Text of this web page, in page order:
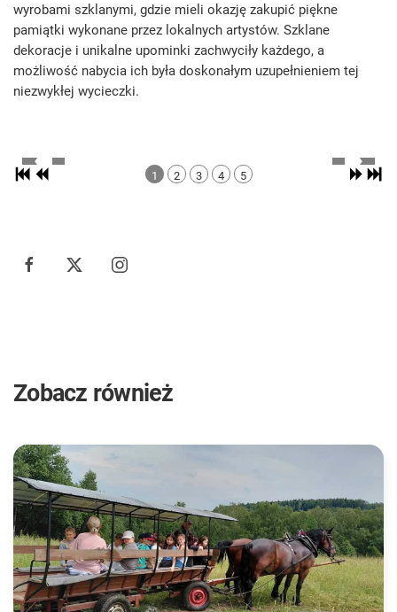
wyrobami szklanymi, gdzie mieli okazję zakupić piękne
pamiątki wykonane przez lokalnych artystów. Szklane
dekoracje i unikalne upominki zachwyciły każdego, a
możliwość nabycia ich była doskonałym uzupełnieniem tej
niezwykłej wycieczki.
1 2 3 4 5
Zobacz również